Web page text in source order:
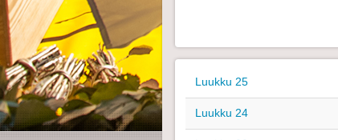
Luukku 25
Luukku 24